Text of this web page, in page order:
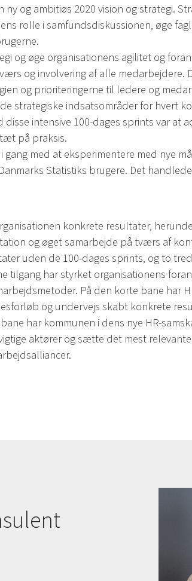
ny og ambitiøs 2020 vision og strategi.
rolle i samfundsdiskussionen, øge
og øge organisationens agilitet og
og involvering af alle medarbejdere.
og prioriteringerne til ledere og
strategiske indsatsområder for hvert
disse intensive 100-dages sprints var at
på praksis.
med at eksperimentere med nye
Statistiks brugere. Det
konkrete resultater,
og øget samarbejde på tværs af
uden de 100-dages sprints, og to
tilgang har styrket organisationens
På den korte bane har
og undervejs skabt konkrete
har kommunen i dens nye HR-
aktører og sætte det mest